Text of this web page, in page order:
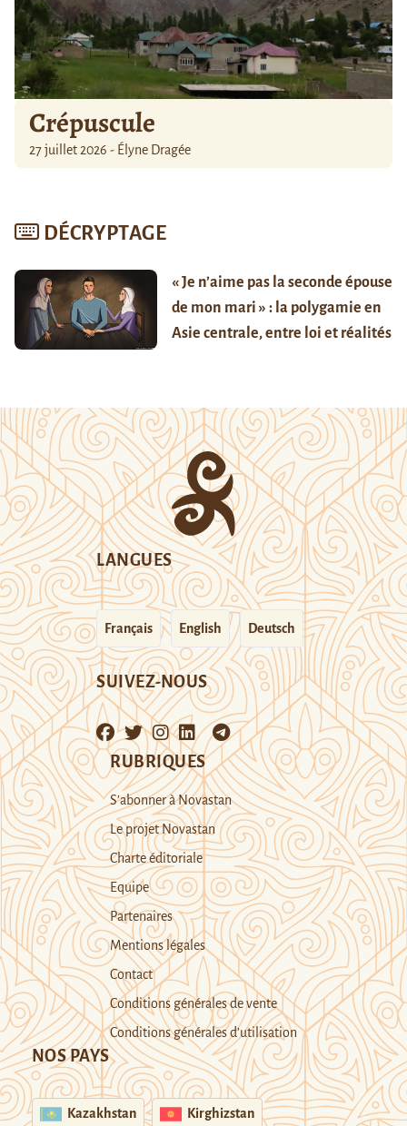
Crépuscule
27 juillet 2026 - Élyne Dragée
DÉCRYPTAGE
« Je n’aime pas la seconde épouse
de mon mari » : la polygamie en
Asie centrale, entre loi et réalités
LANGUES
Français English Deutsch
SUIVEZ-NOUS
RUBRIQUES
S’abonner à Novastan
Le projet Novastan
Charte éditoriale
Equipe
Partenaires
Mentions légales
Contact
Conditions générales de vente
Conditions générales d’utilisation
NOS PAYS
Kazakhstan Kirghizstan